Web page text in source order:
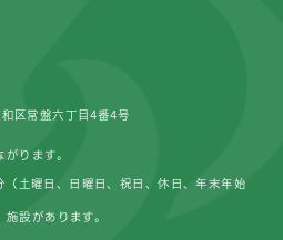
区常盤六丁目4番4号
ります。
土曜日、日曜日、祝日、休日、年末年始
設があります。